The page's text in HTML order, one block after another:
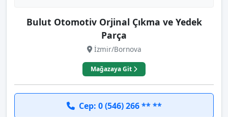
Bulut Otomotiv Orjinal Çıkma ve Yedek
Parça
İzmir/Bornova
Mağazaya Git
Cep: 0 (546) 266 ** **